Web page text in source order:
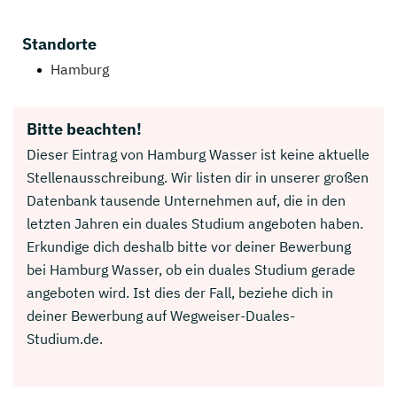
Standorte
Hamburg
Bitte beachten!
Dieser Eintrag von Hamburg Wasser ist keine aktuelle
Stellenausschreibung. Wir listen dir in unserer großen
Datenbank tausende Unternehmen auf, die in den
letzten Jahren ein duales Studium angeboten haben.
Erkundige dich deshalb bitte vor deiner Bewerbung
bei Hamburg Wasser, ob ein duales Studium gerade
angeboten wird. Ist dies der Fall, beziehe dich in
deiner Bewerbung auf Wegweiser-Duales-
Studium.de.